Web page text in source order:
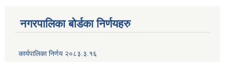
नगरपालिका बोर्डका निर्णयहरु
कार्यपालिका निर्णय २०८३.३.१६